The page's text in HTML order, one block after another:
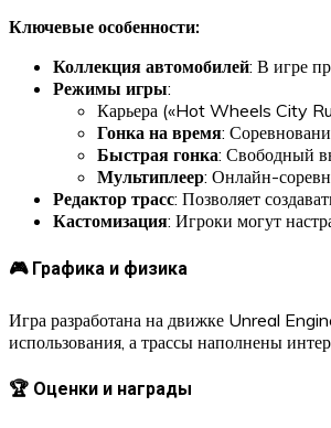
Ключевые особенности:
Коллекция автомобилей: В игре
Режимы игры:
Карьера («Hot Wheels City
Гонка на время:
Быстрая гонка: Свободный
Мультиплеер: Онлайн-
Редактор трасс: Позволяет
Кастомизация: Игроки могут
🎮 Графика и физика
Игра разработана на движке Unreal
использования, а трассы наполнены
🏆 Оценки и награды